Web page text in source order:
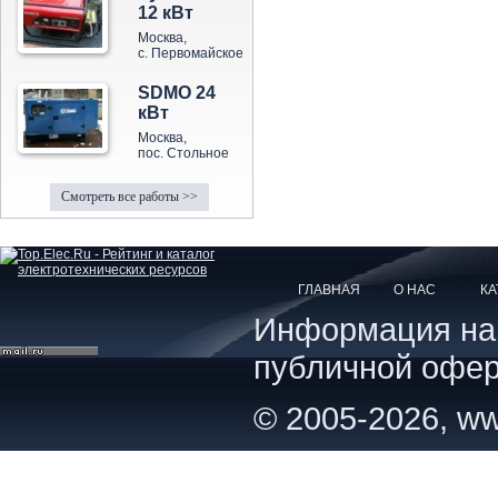
12 кВт
Москва,
с. Первомайское
SDMO 24
кВт
Москва,
пос. Стольное
Смотреть все работы >>
ГЛАВНАЯ О НАС
Информация на
публичной
© 2005-2026,